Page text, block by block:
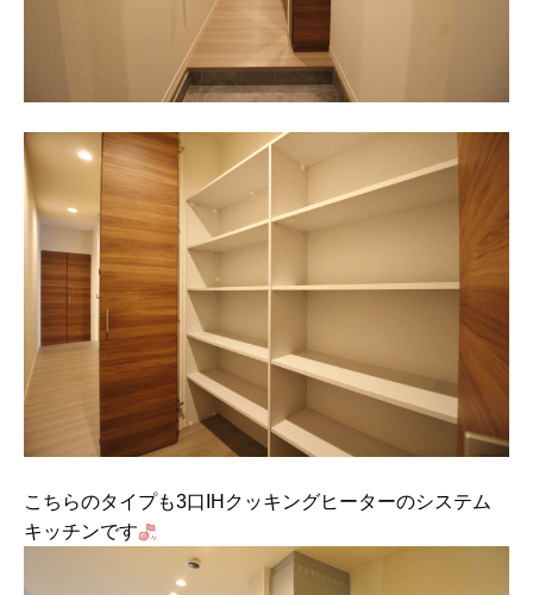
こちらのタイプも3口IHクッキングヒーターのシステム
キッチンです